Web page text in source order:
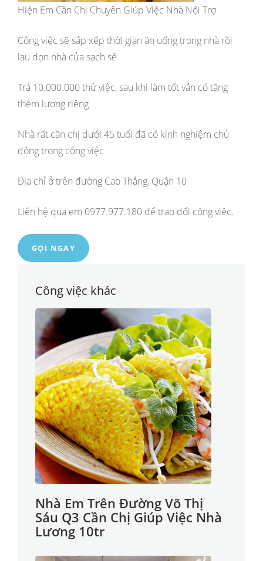
Hiện Em Cần Chị Chuyên Giúp Việc Nhà Nội Trợ
Công việc sẽ sắp xếp thời gian ăn uống trong nhà rồi
lau dọn nhà cửa sạch sẽ
Trả 10.000.000 thử việc, sau khi làm tốt vẫn có tăng
thêm lương riêng
Nhà rất cần chị dưới 45 tuổi đã có kinh nghiệm chủ
động trong công việc
Địa chỉ ở trên đường Cao Thắng, Quận 10
Liên hệ qua em 0977.977.180 để trao đổi công việc.
GỌI NGAY
Công việc khác
Nhà Em Trên Đường Võ Thị
Sáu Q3 Cần Chị Giúp Việc Nhà
Lương 10tr